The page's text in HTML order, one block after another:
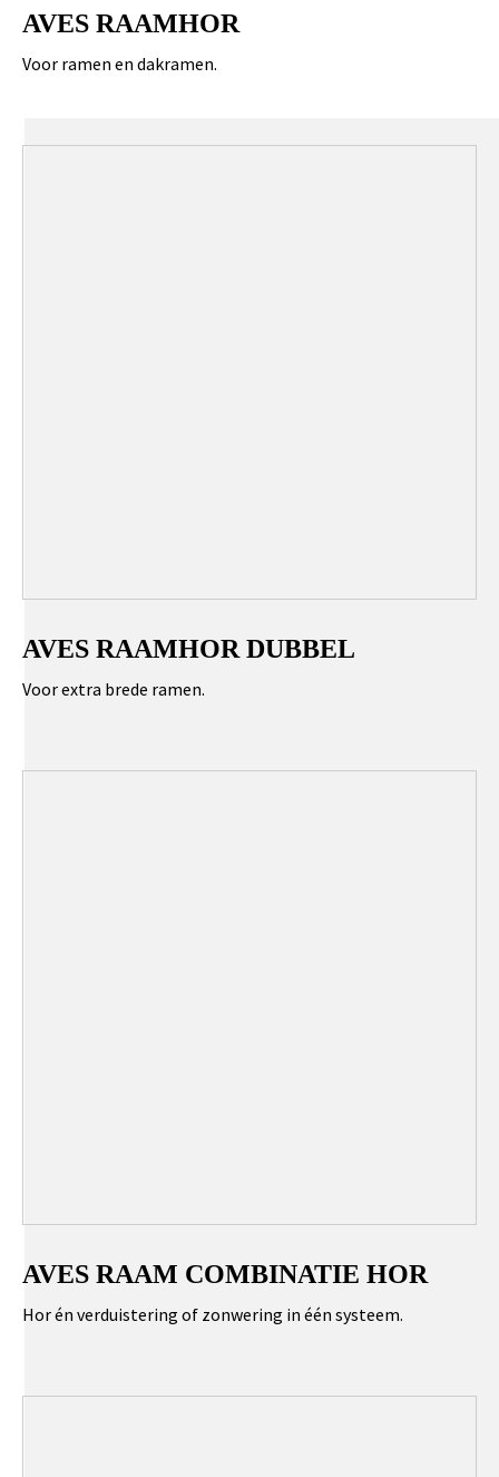
AVES RAAMHOR
Voor ramen en dakramen.
AVES RAAMHOR DUBBEL
Voor extra brede ramen.
AVES RAAM COMBINATIE HOR
Hor én verduistering of zonwering in één systeem.